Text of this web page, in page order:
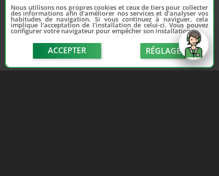
Nous utilisons nos propres cookies et ceux de tiers pour collecter
des informations afin d'améliorer nos services et d'analyser vos
habitudes de navigation. Si vous continuez à naviguer, cela
implique l'acceptation de l'installation de celui-ci. Vous pouvez
configurer votre navigateur pour empêcher son installation.
ACCEPTER RÉGLAGE